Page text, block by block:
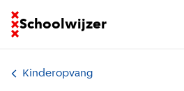
Schoolwijzer
Ga naar homepage van
Kinderopvang